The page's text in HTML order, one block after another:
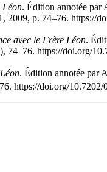
Léon. Édition annotée par
2009, p. 74–76. https://
avec le Frère Léon.
74–76. https://doi.org/
. Édition annotée par
https://doi.org/10.7202/